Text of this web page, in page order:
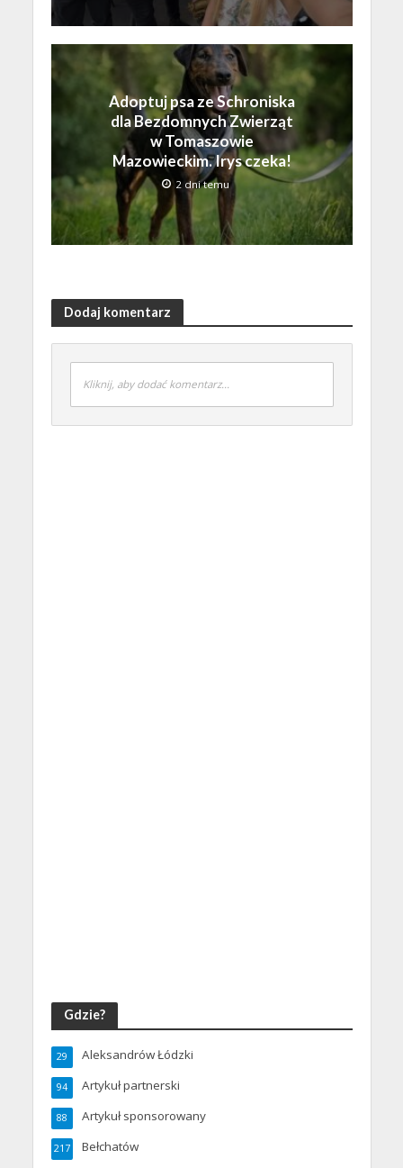
Adoptuj psa ze Schroniska
dla Bezdomnych Zwierząt
w Tomaszowie
Mazowieckim. Irys czeka!
2 dni temu
Dodaj komentarz
Kliknij, aby dodać komentarz...
Gdzie?
Aleksandrów Łódzki
29
Artykuł partnerski
94
Artykuł sponsorowany
88
Bełchatów
217